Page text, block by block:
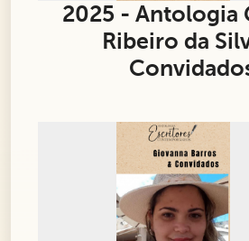
2025 - Antologia
Ribeiro da